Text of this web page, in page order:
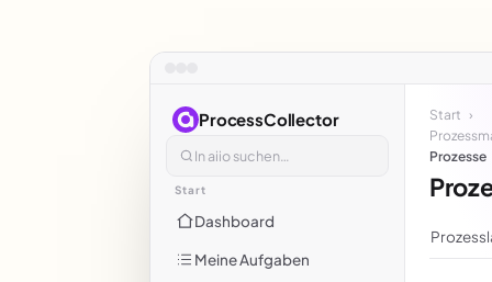
ProcessCollector
In aiio suchen…
Start
Dashboard
Meine Aufgaben
Start ›
Prozesse